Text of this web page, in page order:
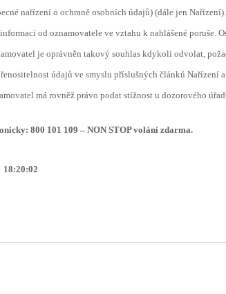
nařízení o ochraně osobních údajů) (dále jen
od oznamovatele ve vztahu k nahlášené poruše.
je oprávněn takový souhlas kdykoli odvolat,
údajů ve smyslu příslušných článků Nařízení
má rovněž právo podat stížnost u dozorového
800 101 109 – NON STOP volání zdarma.
18:20:02